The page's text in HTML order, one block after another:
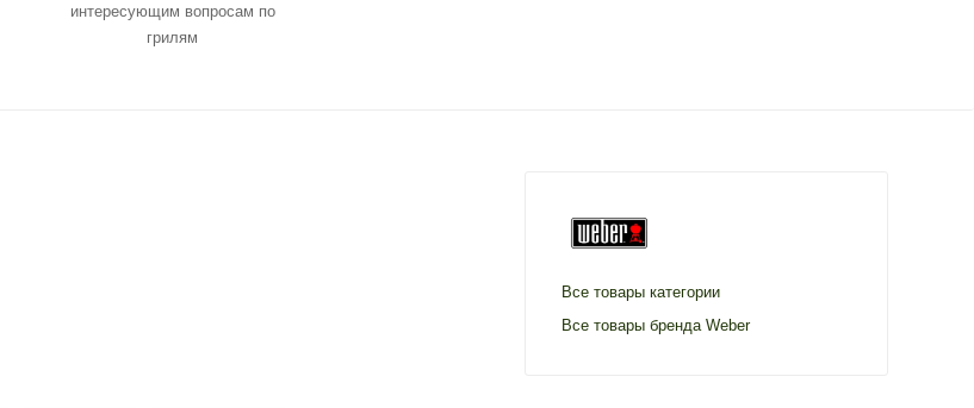
интересующим вопросам по
грилям
Все товары категории
Все товары бренда Weber